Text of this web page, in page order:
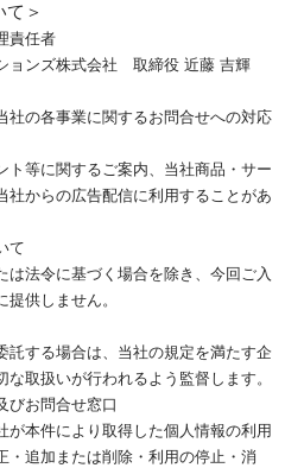
て＞
責任者
ョンズ株式会社 取締役 近藤 吉輝
の各事業に関するお問合せへの対応
等に関するご案内、当社商品・サー
社からの広告配信に利用することがあ
て
法令に基づく場合を除き、今回ご入
供しません。
する場合は、当社の規定を満たす企
取扱いが行われるよう監督します。
びお問合せ窓口
本件により取得した個人情報の利用
・追加または削除・利用の停止・消